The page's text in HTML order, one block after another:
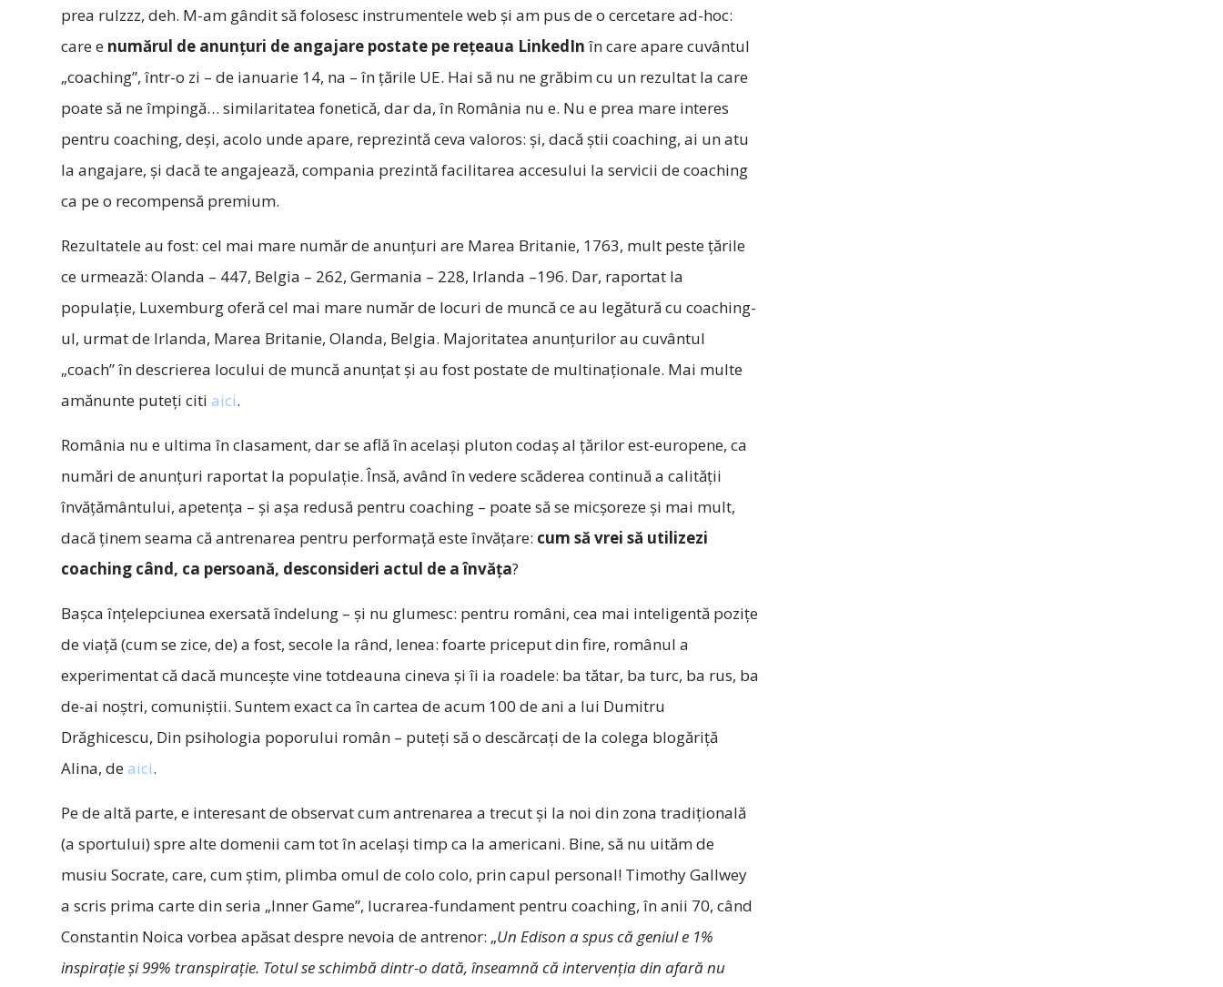
prea rulzzz, deh. M-am gândit să folosesc instrumentele web şi am pus de o cercetare ad-hoc:
care e numărul de anunţuri de angajare postate pe reţeaua LinkedIn în care apare cuvântul
„coaching”, într-o zi – de ianuarie 14, na – în ţările UE. Hai să nu ne grăbim cu un rezultat la care
poate să ne împingă… similaritatea fonetică, dar da, în România nu e. Nu e prea mare interes
pentru coaching, deşi, acolo unde apare, reprezintă ceva valoros: şi, dacă ştii coaching, ai un atu
la angajare, şi dacă te angajează, compania prezintă facilitarea accesului la servicii de coaching
ca pe o recompensă premium.
Rezultatele au fost: cel mai mare număr de anunţuri are Marea Britanie, 1763, mult peste ţările
ce urmează: Olanda – 447, Belgia – 262, Germania – 228, Irlanda –196. Dar, raportat la
populaţie, Luxemburg oferă cel mai mare număr de locuri de muncă ce au legătură cu coaching-
ul, urmat de Irlanda, Marea Britanie, Olanda, Belgia. Majoritatea anunţurilor au cuvântul
„coach” în descrierea locului de muncă anunţat şi au fost postate de multinaţionale. Mai multe
amănunte puteţi citi aici.
România nu e ultima în clasament, dar se află în acelaşi pluton codaş al ţărilor est-europene, ca
numări de anunţuri raportat la populaţie. Însă, având în vedere scăderea continuă a calităţii
învăţământului, apetenţa – şi aşa redusă pentru coaching – poate să se micşoreze şi mai mult,
dacă ţinem seama că antrenarea pentru performaţă este învăţare: cum să vrei să utilizezi
coaching când, ca persoană, desconsideri actul de a învăţa?
Başca înţelepciunea exersată îndelung – şi nu glumesc: pentru români, cea mai inteligentă poziţe
de viaţă (cum se zice, de) a fost, secole la rând, lenea: foarte priceput din fire, românul a
experimentat că dacă munceşte vine totdeauna cineva şi îi ia roadele: ba tătar, ba turc, ba rus, ba
de-ai noştri, comuniştii. Suntem exact ca în cartea de acum 100 de ani a lui Dumitru
Drăghicescu, Din psihologia poporului român – puteţi să o descărcaţi de la colega blogăriţă
Alina, de aici.
Pe de altă parte, e interesant de observat cum antrenarea a trecut şi la noi din zona tradiţională
(a sportului) spre alte domenii cam tot în acelaşi timp ca la americani. Bine, să nu uităm de
musiu Socrate, care, cum ştim, plimba omul de colo colo, prin capul personal! Timothy Gallwey
a scris prima carte din seria „Inner Game”, lucrarea-fundament pentru coaching, în anii 70, când
Constantin Noica vorbea apăsat despre nevoia de antrenor: „Un Edison a spus că geniul e 1%
inspiraţie şi 99% transpiraţie. Totul se schimbă dintr-o dată, înseamnă că intervenţia din afară nu